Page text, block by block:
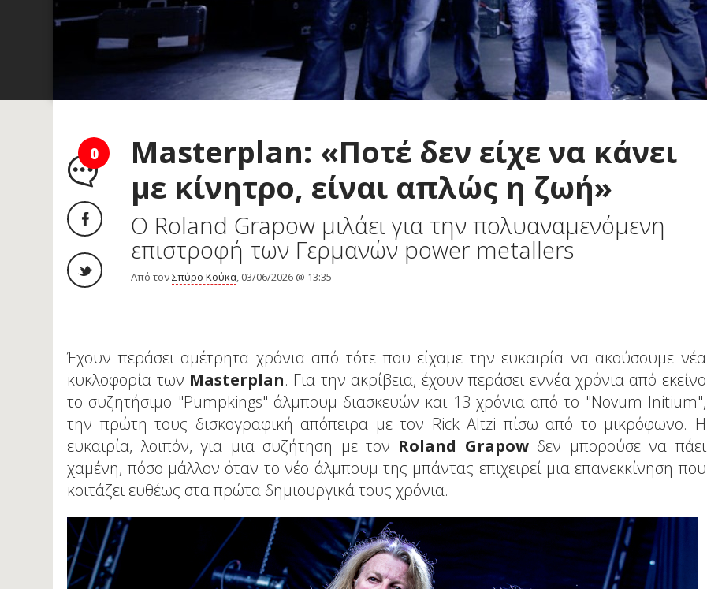
0
Masterplan: «Ποτέ δεν είχε να κάνει
με κίνητρο, είναι απλώς η ζωή»
Ο Roland Grapow μιλάει για την πολυαναμενόμενη
επιστροφή των Γερμανών power metallers
Από τονΣπύρο Κούκα, 03/06/2026 @ 13:35
Έχουν περάσει αμέτρητα χρόνια από τότε που είχαμε την ευκαιρία να ακούσουμε νέα
κυκλοφορία των Masterplan. Για την ακρίβεια, έχουν περάσει εννέα χρόνια από εκείνο
το συζητήσιμο "Pumpkings" άλμπουμ διασκευών και 13 χρόνια από το "Novum Initium",
την πρώτη τους δισκογραφική απόπειρα με τον Rick Altzi πίσω από το μικρόφωνο. Η
ευκαιρία, λοιπόν, για μια συζήτηση με τον Roland Grapowδεν μπορούσε να πάει
χαμένη, πόσο μάλλον όταν το νέο άλμπουμ της μπάντας επιχειρεί μια επανεκκίνηση που
κοιτάζει ευθέως στα πρώτα δημιουργικά τους χρόνια.